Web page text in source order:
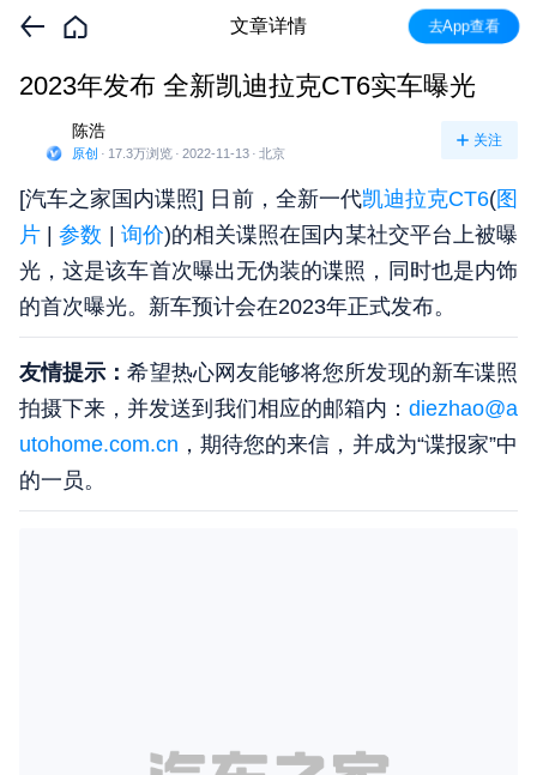
文章详情 去App查看
2023年发布 全新凯迪拉克CT6实车曝光
陈浩
原创 · 17.3万浏览 · 2022-11-13 · 北京
关注
[汽车之家国内谍照] 日前，全新一代凯迪拉克CT6(图
片 |参数 询价)的相关谍照在国内某社交平台上被曝
光，这是该车首次曝出无伪装的谍照，同时也是内饰
的首次曝光。新车预计会在2023年正式发布。
友情提示：希望热心网友能够将您所发现的新车谍照
拍摄下来，并发送到我们相应的邮箱内： diezhao@a
utohome.com.cn ，期待您的来信，并成为“谍报家”中
的一员。